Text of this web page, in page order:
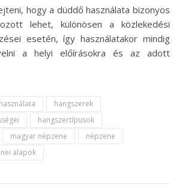
hogy a düddő használata bizonyos
lehet, különösen a közlekedési
esetén, így használatakor mindig
a helyi előírásokra és az adott
hangszerek
hangszertípusok
magyar népzene
népzene
alapok